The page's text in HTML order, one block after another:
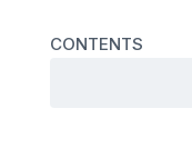
CONTENTS